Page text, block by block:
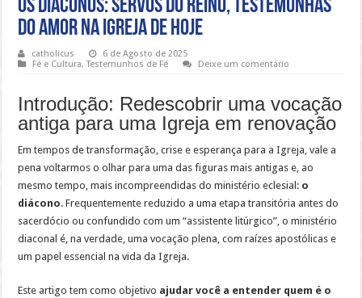
Os Diáconos: Servos do Reino, Testemunhas
do Amor na Igreja de Hoje
catholicus
6 de Agosto de 2025
Fé e Cultura,Testemunhos de Fé Deixe um comentário
Introdução: Redescobrir uma vocação
antiga para uma Igreja em renovação
Em tempos de transformação, crise e esperança para a Igreja, vale a
pena voltarmos o olhar para uma das figuras mais antigas e, ao
mesmo tempo, mais incompreendidas do ministério eclesial: o
diácono. Frequentemente reduzido a uma etapa transitória antes do
sacerdócio ou confundido com um “assistente litúrgico”, o ministério
diaconal é, na verdade, uma vocação plena, com raízes apostólicas e
um papel essencial na vida da Igreja.
Este artigo tem como objetivo ajudar você a entender quem é o